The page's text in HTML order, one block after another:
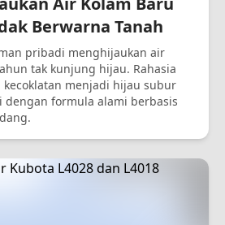
Berwarna Tanah
pribadi menghijaukan air
tak kunjung hijau. Rahasia
menjadi hijau subur
dengan formula alami berbasis